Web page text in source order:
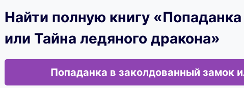
Найти полную книгу
или Тайна ледяного дракона»
Попаданка в заколдованный замок